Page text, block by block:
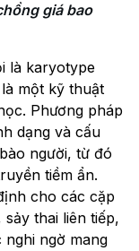
giá bao
là karyotype
một kỹ thuật
Phương pháp
dạng và cấu
người, từ đó
tiềm ẩn.
cho các cặp
thai liên tiếp,
nghi ngờ mang